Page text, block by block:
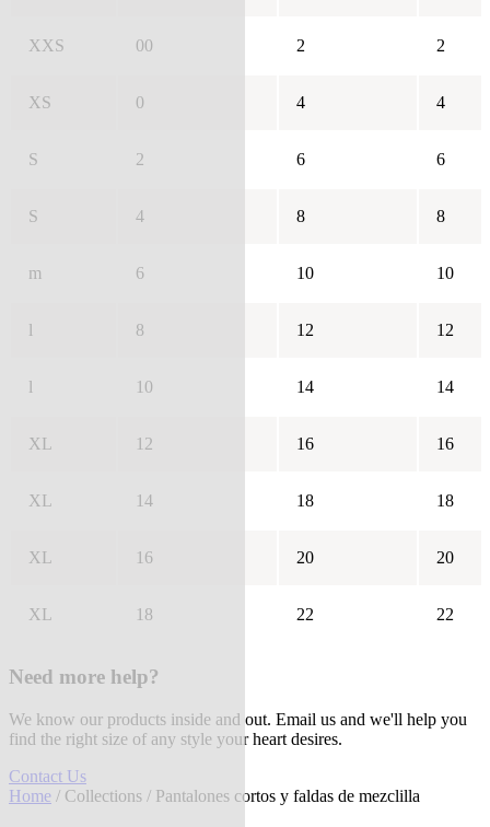
XXS 00 2 2
XS 0 4 4
S 2 6 6
S 4 8 8
m 6 10 10
l 8 12 12
l 10 14 14
XL 12 16 16
XL 14 18 18
XL 16 20 20
XL 18 22 22
Need more help?
We know our products inside and out. Email us and we'll help you
find the right size of any style your heart desires.
Contact Us
Home / Collections / Pantalones cortos y faldas de mezclilla